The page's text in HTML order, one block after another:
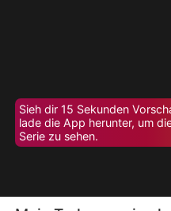
Sieh dir 15 Sekunden
lade die App herunter, um
Serie zu sehen.